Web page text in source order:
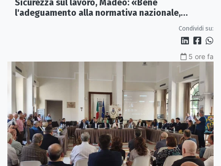
Sicurezza sul lavoro, Madeo: «Bene
l'adeguamento alla normativa nazionale,
Condividi su:
5 ore fa